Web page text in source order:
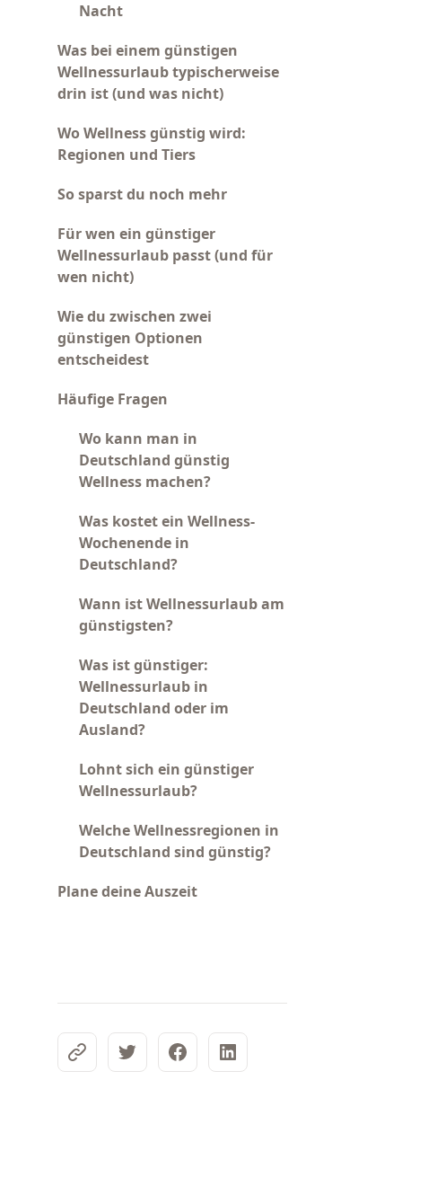
Nacht
Was bei einem günstigen
Wellnessurlaub typischerweise
drin ist (und was nicht)
Wo Wellness günstig wird:
Regionen und Tiers
So sparst du noch mehr
Für wen ein günstiger
Wellnessurlaub passt (und für
wen nicht)
Wie du zwischen zwei
günstigen Optionen
entscheidest
Häufige Fragen
Wo kann man in
Deutschland günstig
Wellness machen?
Was kostet ein Wellness-
Wochenende in
Deutschland?
Wann ist Wellnessurlaub am
günstigsten?
Was ist günstiger:
Wellnessurlaub in
Deutschland oder im
Ausland?
Lohnt sich ein günstiger
Wellnessurlaub?
Welche Wellnessregionen in
Deutschland sind günstig?
Plane deine Auszeit